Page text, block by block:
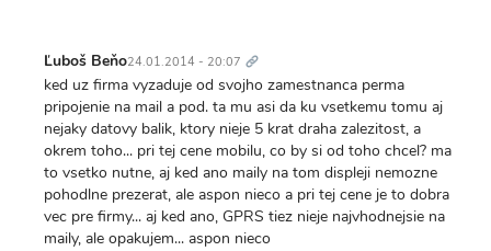
Ľuboš Beňo24.01.2014 - 20:07 odkaz
ked uz firma vyzaduje od svojho zamestnanca perma
pripojenie na mail a pod. ta mu asi da ku vsetkemu tomu aj
nejaky datovy balik, ktory nieje 5 krat draha zalezitost, a
okrem toho... pri tej cene mobilu, co by si od toho chcel? ma
to vsetko nutne, aj ked ano maily na tom displeji nemozne
pohodlne prezerat, ale aspon nieco a pri tej cene je to dobra
vec pre firmy... aj ked ano, GPRS tiez nieje najvhodnejsie na
maily, ale opakujem... aspon nieco